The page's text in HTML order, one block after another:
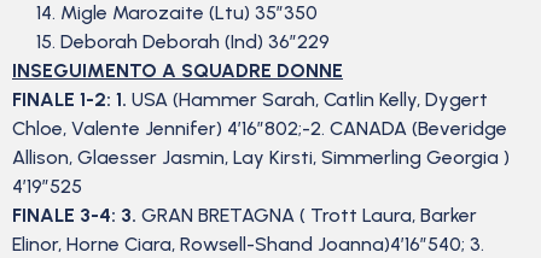
Migle Marozaite (Ltu) 35”350
Deborah Deborah (Ind) 36”229
INSEGUIMENTO A SQUADRE DONNE
FINALE 1-2: 1. USA (Hammer Sarah, Catlin Kelly, Dygert
Chloe, Valente Jennifer) 4’16”802;-2. CANADA (Beveridge
Allison, Glaesser Jasmin, Lay Kirsti, Simmerling Georgia )
4’19”525
FINALE 3-4: 3. GRAN BRETAGNA ( Trott Laura, Barker
Elinor, Horne Ciara, Rowsell-Shand Joanna)4’16”540; 3.